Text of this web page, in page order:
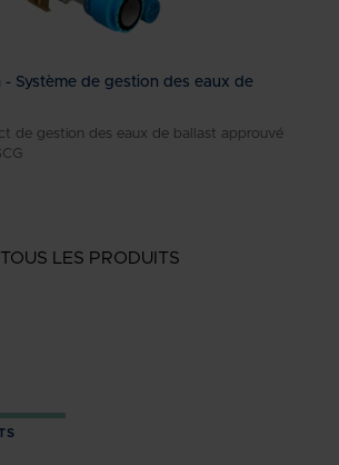
- Système de gestion des eaux de
de gestion des eaux de ballast approuvé
TOUS LES PRODUITS